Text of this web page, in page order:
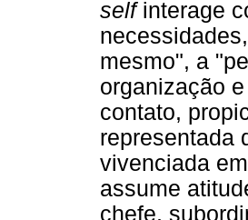
self interage
mesmo", a
organização
contato,
representada
vivenciada
assume
chefe,